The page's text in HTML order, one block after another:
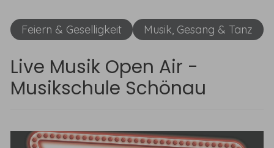
Live Musik Open Air -
Musikschule Schönau